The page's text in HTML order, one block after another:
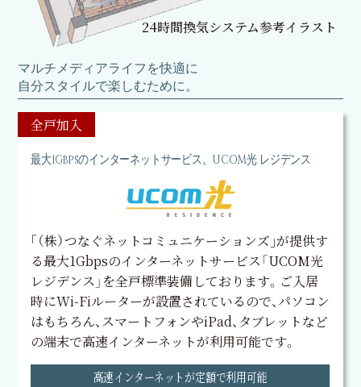
24時間換気システム参考イラスト
マルチメディアライフを快適に
自分スタイルで楽しむために。
最大1Gbpsのインターネットサービス。UCOM光 レジデンス
｢（株）つなぐネットコミュニケーションズ｣が提供す
る最大1Gbpsのインターネットサービス「UCOM光
レジデンス」を全戸標準装備しております。ご入居
時にWi-Fiルーターが設置されているので、パソコン
はもちろん、スマートフォンやiPad、タブレットなど
の端末で高速インターネットが利用可能です。
高速インターネットが定額で利用可能